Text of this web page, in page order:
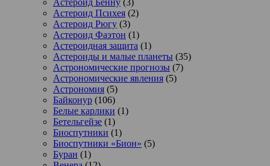
Астероид Бенну (3)
Астероид Психея (2)
Астероид Рюгу (3)
Астероид Фаэтон (1)
Астероидная защита (1)
Астероиды и малые планеты (35)
Астрономические прогнозы (7)
Астрономические явления (5)
Астрономия (5)
Байконур (106)
Белые карлики (1)
Бетельгейзе (1)
Биоспутники (1)
Биоспутники «Бион» (5)
Буран (1)